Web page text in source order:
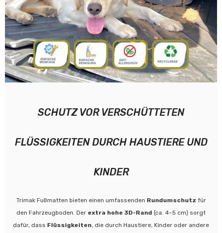
SCHUTZ VOR VERSCHÜTTETEN
FLÜSSIGKEITEN DURCH HAUSTIERE UND
KINDER
Trimak Fußmatten bieten einen umfassenden Rundumschutz für
den Fahrzeugboden. Der extra hohe 3D-Rand (ca. 4-5 cm) sorgt
dafür, dass Flüssigkeiten, die durch Haustiere, Kinder oder andere